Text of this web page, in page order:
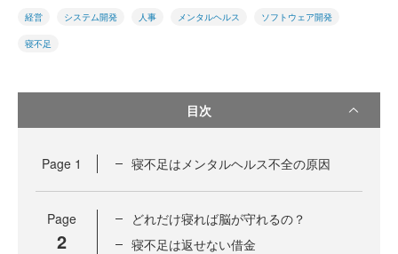
経営 システム開発 人事 メンタルヘルス ソフトウェア開発
寝不足
目次
Page 1 寝不足はメンタルヘルス不全の原因
Page
2
どれだけ寝れば脳が守れるの？
寝不足は返せない借金